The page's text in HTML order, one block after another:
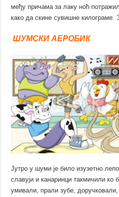
међу причама за лаку ноћ
како да скине сувишне килограме.
ШУМСКИ АЕРОБИК
Јутро у шуми је било изузетно
славуји и канаринци такмичили
умивали, прали зубе,